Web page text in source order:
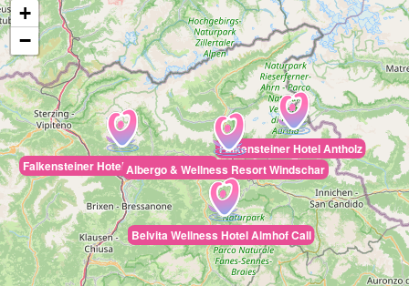
Albergo & Wellness Resort Windschar
Belvita Wellness Hotel Almhof Call
Falkensteiner Hotel Antholz
Falkensteiner Hotel Falkensteinerhof
+
−